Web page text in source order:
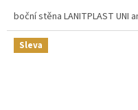
boční stěna LANITPLAST UNI
Sleva